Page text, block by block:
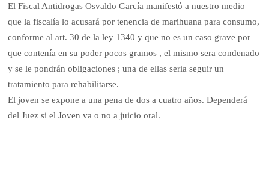
El Fiscal Antidrogas Osvaldo García manifestó a nuestro medio
que la fiscalía lo acusará por tenencia de marihuana para consumo,
conforme al art. 30 de la ley 1340 y que no es un caso grave por
que contenía en su poder pocos gramos , el mismo sera condenado
y se le pondrán obligaciones ; una de ellas seria seguir un
tratamiento para rehabilitarse.
El joven se expone a una pena de dos a cuatro años. Dependerá
del Juez si el Joven va o no a juicio oral.